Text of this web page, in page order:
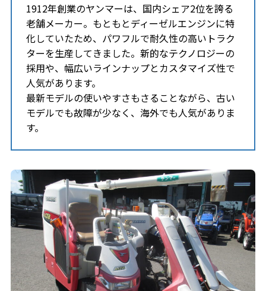
1912年創業のヤンマーは、国内シェア2位を誇る
老舗メーカー。もともとディーゼルエンジンに特
化していたため、パワフルで耐久性の高いトラク
ターを生産してきました。 新的なテクノロジーの
採用や、幅広いラインナップとカスタマイズ性で
人気があります。
最新モデルの使いやすさもさることながら、古い
モデルでも故障が少なく、海外でも人気がありま
す。